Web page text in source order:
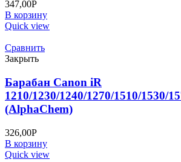
347,00Р
В корзину
Quick view
Сравнить
Закрыть
Барабан Canon iR
1210/1230/1240/1270/1510/1530/
(AlphaChem)
326,00Р
В корзину
Quick view